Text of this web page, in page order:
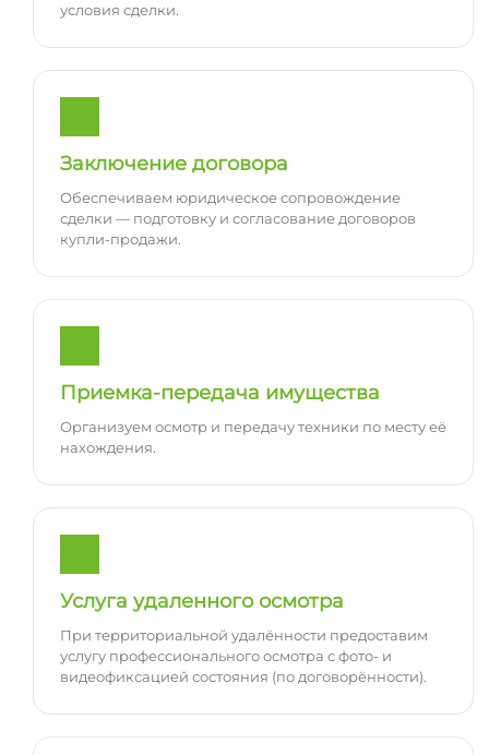
условия сделки.
Заключение договора
Обеспечиваем юридическое сопровождение
сделки — подготовку и согласование договоров
купли-продажи.
Приемка-передача имущества
Организуем осмотр и передачу техники по месту её
нахождения.
Услуга удаленного осмотра
При территориальной удалённости предоставим
услугу профессионального осмотра с фото- и
видеофиксацией состояния (по договорённости).